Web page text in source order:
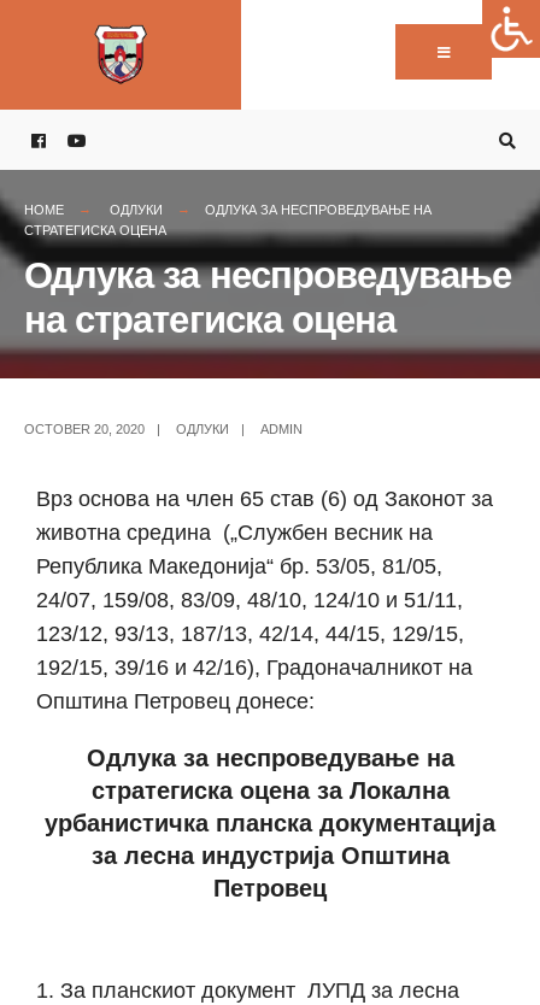
HOME ОДЛУКИ
ОДЛУКА ЗА НЕСПРОВЕДУВАЊЕ НА
СТРАТЕГИСКА ОЦЕНА
Одлука за неспроведување
на стратегиска оцена
OCTOBER 20, 2020 ОДЛУКИ ADMIN
Врз основа на член 65 став (6) од Законот за
животна средина („Службен весник на
Република Македонија“ бр. 53/05, 81/05,
24/07, 159/08, 83/09, 48/10, 124/10 и 51/11,
123/12, 93/13, 187/13, 42/14, 44/15, 129/15,
192/15, 39/16 и 42/16), Градоначалникот на
Општина Петровец донесе:
Одлука за неспроведување на
стратегиска оцена за Локална
урбанистичка планска документација
за лесна индустрија Општина
Петровец
За планскиот документ ЛУПД за лесна